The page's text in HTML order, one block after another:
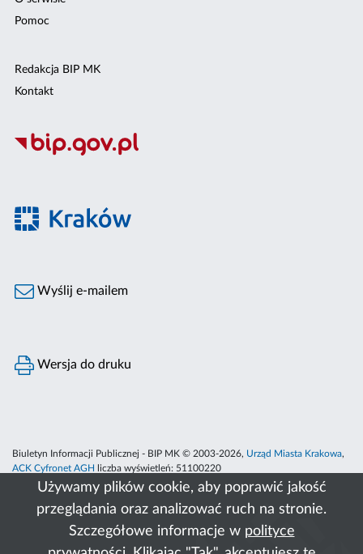
Używamy plików cookie, aby poprawić jakość
przeglądania oraz analizować ruch na stronie.
Szczegółowe informacje w polityce
Pomoc
Redakcja BIP MK
Kontakt
Wyślij e-mailem
Wersja do druku
Biuletyn Informacji Publicznej - BIP MK © 2003-2026, Urząd Miasta Krakowa,
ACK Cyfronet AGH
liczba wyświetleń: 51100220